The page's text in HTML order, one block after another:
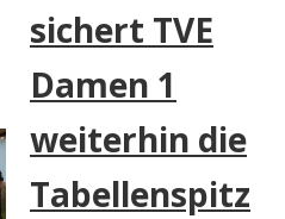
sichert TVE
Damen 1
weiterhin die
Tabellenspitz